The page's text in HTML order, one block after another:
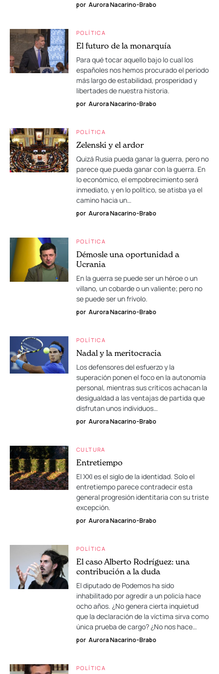
por Aurora Nacarino-Brabo
POLÍTICA
El futuro de la monarquía
Para qué tocar aquello bajo lo cual los
españoles nos hemos procurado el periodo
más largo de estabilidad, prosperidad y
libertades de nuestra historia.
por Aurora Nacarino-Brabo
POLÍTICA
Zelenski y el ardor
Quizá Rusia pueda ganar la guerra, pero no
parece que pueda ganar con la guerra. En
lo económico, el empobrecimiento será
inmediato, y en lo político, se atisba ya el
camino hacia un…
por Aurora Nacarino-Brabo
POLÍTICA
Démosle una oportunidad a
Ucrania
En la guerra se puede ser un héroe o un
villano, un cobarde o un valiente; pero no
se puede ser un frívolo.
por Aurora Nacarino-Brabo
POLÍTICA
Nadal y la meritocracia
Los defensores del esfuerzo y la
superación ponen el foco en la autonomía
personal, mientras sus críticos achacan la
desigualdad a las ventajas de partida que
disfrutan unos individuos…
por Aurora Nacarino-Brabo
CULTURA
Entretiempo
El XXI es el siglo de la identidad. Solo el
entretiempo parece contradecir esta
general progresión identitaria con su triste
excepción.
por Aurora Nacarino-Brabo
POLÍTICA
El caso Alberto Rodríguez: una
contribución a la duda
El diputado de Podemos ha sido
inhabilitado por agredir a un policía hace
ocho años. ¿No genera cierta inquietud
que la declaración de la víctima sirva como
única prueba de cargo? ¿No nos hace…
por Aurora Nacarino-Brabo
POLÍTICA